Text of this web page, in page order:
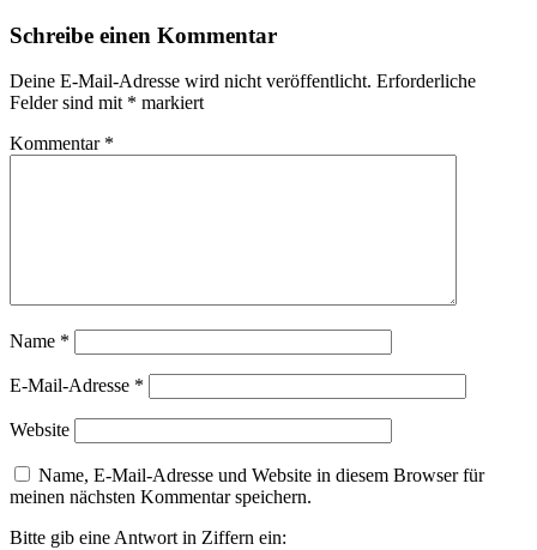
Schreibe einen Kommentar
Deine E-Mail-Adresse wird nicht veröffentlicht. Erforderliche
Felder sind mit * markiert
Kommentar *
Name *
E-Mail-Adresse *
Website
Name, E-Mail-Adresse und Website in diesem Browser für
meinen nächsten Kommentar speichern.
Bitte gib eine Antwort in Ziffern ein: